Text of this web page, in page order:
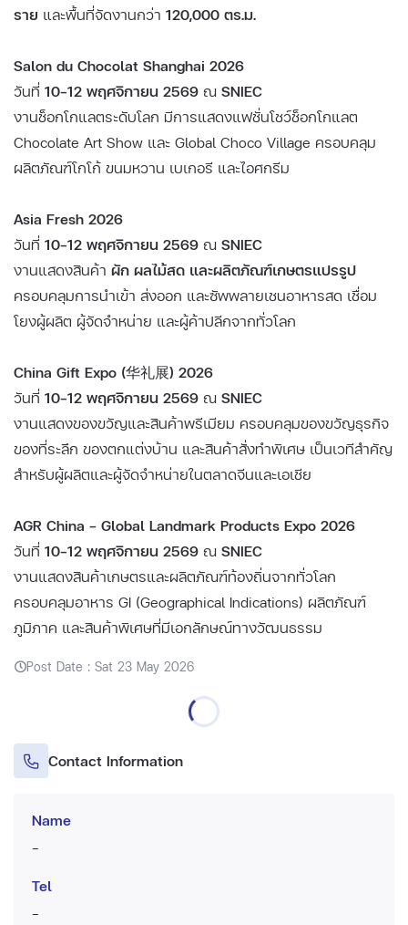
ราย และพื้นที่จัดงานกว่า 120,000 ตร.ม.
Salon du Chocolat Shanghai 2026
วันที่ 10–12 พฤศจิกายน 2569 ณ SNIEC
งานช็อกโกแลตระดับโลก มีการแสดงแฟชั่นโชว์ช็อกโกแลต
Chocolate Art Show และ Global Choco Village ครอบคลุม
ผลิตภัณฑ์โกโก้ ขนมหวาน เบเกอรี และไอศกรีม
Asia Fresh 2026
วันที่ 10–12 พฤศจิกายน 2569 ณ SNIEC
งานแสดงสินค้า ผัก ผลไม้สด และผลิตภัณฑ์เกษตรแปรรูป
ครอบคลุมการนำเข้า ส่งออก และซัพพลายเชนอาหารสด เชื่อม
โยงผู้ผลิต ผู้จัดจำหน่าย และผู้ค้าปลีกจากทั่วโลก
China Gift Expo (华礼展) 2026
วันที่ 10–12 พฤศจิกายน 2569 ณ SNIEC
งานแสดงของขวัญและสินค้าพรีเมียม ครอบคลุมของขวัญธุรกิจ
ของที่ระลึก ของตกแต่งบ้าน และสินค้าสั่งทำพิเศษ เป็นเวทีสำคัญ
สำหรับผู้ผลิตและผู้จัดจำหน่ายในตลาดจีนและเอเชีย
AGR China – Global Landmark Products Expo 2026
วันที่ 10–12 พฤศจิกายน 2569 ณ SNIEC
งานแสดงสินค้าเกษตรและผลิตภัณฑ์ท้องถิ่นจากทั่วโลก
ครอบคลุมอาหาร GI (Geographical Indications) ผลิตภัณฑ์
ภูมิภาค และสินค้าพิเศษที่มีเอกลักษณ์ทางวัฒนธรรม
Post Date : Sat 23 May 2026
Contact Information
Name
-
Tel
-